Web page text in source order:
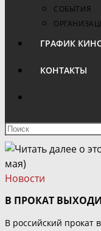
СОБЫТИЯ
ГРАФИК
КОНТАКТЫ
ПОИСК
ПО
ВЕБ-
САЙТУ
Новости
В ПРОКАТ
В российский прокат